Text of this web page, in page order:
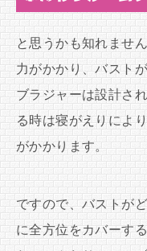
と思うかも知れませ
力がかかり、バスト
ブラジャーは設計さ
る時は寝がえりによ
がかかります。
ですので、バストが
に全方位をカバーす